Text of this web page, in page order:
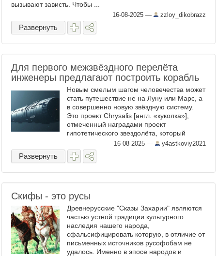
вызывают зависть. Чтобы ...
16-08-2025 — zzloy_dikobrazz
Развернуть
Для первого межзвёздного перелёта
инженеры предлагают построить корабль
Новым смелым шагом человечества может
стать путешествие не на Луну или Марс, а
в совершенно новую звёздную систему.
Это проект Chrysalis [англ. «куколка»],
отмеченный наградами проект
гипотетического звездолёта, который
сможет доставить до 2400 человек к Альфе
Центавра — ...
16-08-2025 — y4astkoviy2021
Развернуть
Скифы - это русы
Древнерусские "Сказы Захарии" являются
частью устной традиции культурного
наследия нашего народа,
сфальсифицировать которую, в отличие от
письменных источников русофобам не
удалось. Именно в эпосе народов и